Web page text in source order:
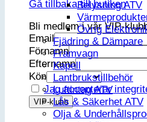
Gå tillbaka till butiken
Bli medlem i vår VIP-
Email
Förnamn
Efternamn
Kön
Jag accepterar
Belysning ATV
Övrig
Fjädring & Dämpare
Framvagn
Kapell
Lantbrukstillbehör
Luftintag ATV
Lås & Säkerhet ATV
Olja &